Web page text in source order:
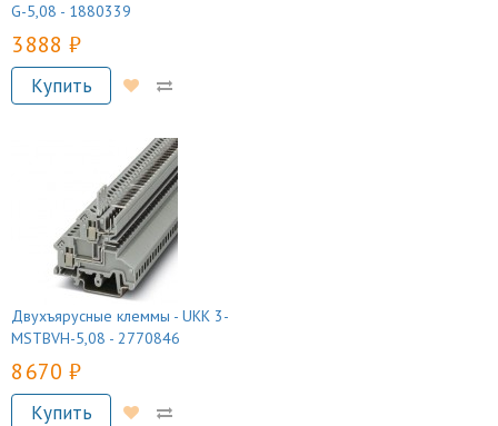
G-5,08 - 1880339
3 888 руб.
Купить
Двухъярусные клеммы - UKK 3-
MSTBVH-5,08 - 2770846
8 670 руб.
Купить